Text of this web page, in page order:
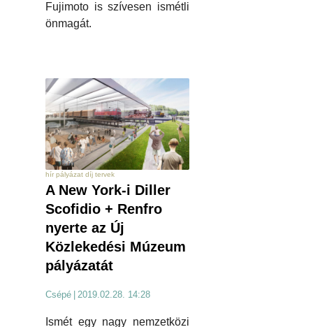
Fujimoto is szívesen ismétli
önmagát.
hír pályázat díj tervek
A New York-i Diller
Scofidio + Renfro
nyerte az Új
Közlekedési Múzeum
pályázatát
Csépé 2019.02.28. 14:28
Ismét egy nagy nemzetközi